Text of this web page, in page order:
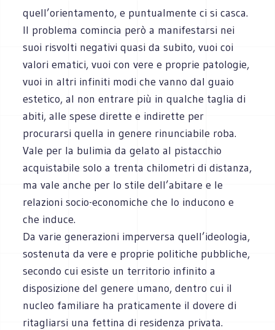
quell’orientamento, e puntualmente ci si casca.
Il problema comincia però a manifestarsi nei
suoi risvolti negativi quasi da subito, vuoi coi
valori ematici, vuoi con vere e proprie patologie,
vuoi in altri infiniti modi che vanno dal guaio
estetico, al non entrare più in qualche taglia di
abiti, alle spese dirette e indirette per
procurarsi quella in genere rinunciabile roba.
Vale per la bulimia da gelato al pistacchio
acquistabile solo a trenta chilometri di distanza,
ma vale anche per lo stile dell’abitare e le
relazioni socio-economiche che lo inducono e
che induce.
Da varie generazioni imperversa quell’ideologia,
sostenuta da vere e proprie politiche pubbliche,
secondo cui esiste un territorio infinito a
disposizione del genere umano, dentro cui il
nucleo familiare ha praticamente il dovere di
ritagliarsi una fettina di residenza privata.